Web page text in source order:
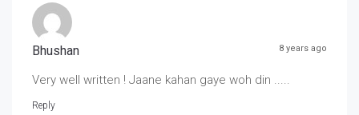
Bhushan 8 years ago
Very well written ! Jaane kahan gaye woh din .....
Reply